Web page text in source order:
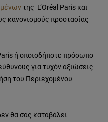
της L’Oréal Paris και
κανονισμούς προστασίας
ή οποιοδήποτε πρόσωπο
για τυχόν αξιώσεις
του Περιεχομένου
θα σας καταβάλει